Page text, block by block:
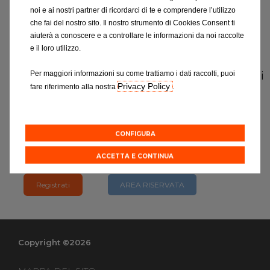
Contattaci
Tutti i garage
Entra nella rete
Entrare nella rete Eurorepar Car Service
significa diventare parte di un network
strutturato e professionale. La tua azienda
avrà accesso alla nostro ricco magazzino di
distribuzione, al supporto tecnico e a materiali
di marketing centralizzati. Il risultato? La tua
Sarai contattato da un nostro consulente.
Registrati AREA RISERVATA
Copyright ©2026
noi e ai nostri partner di ricordarci di te e comprendere l’utilizzo
che fai del nostro sito. Il nostro strumento di Cookies Consent ti
aiuterà a conoscere e a controllare le informazioni da noi raccolte
e il loro utilizzo.
Per maggiori informazioni su come trattiamo i dati raccolti, puoi
fare riferimento alla nostraPrivacy Policy .
CONFIGURA
ACCETTA E CONTINUA